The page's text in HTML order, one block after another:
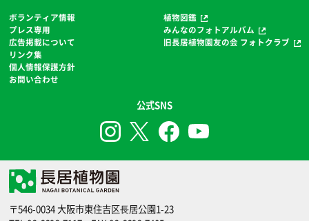
ボランティア情報
プレス専用
広告掲載について
リンク集
個人情報保護方針
お問い合わせ
植物図鑑
みんなのフォトアルバム
旧長居植物園友の会 フォトクラブ
公式SNS
〒546-0034 大阪市東住吉区⻑居公園1-23